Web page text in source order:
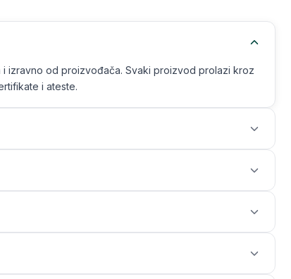
izravno od proizvođača. Svaki proizvod prolazi kroz
i ateste.